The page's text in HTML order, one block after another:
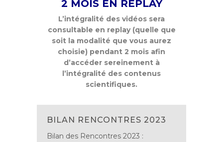
2 MOIS EN REPLAY
L’intégralité des vidéos sera
consultable en replay (quelle que
soit la modalité que vous aurez
choisie) pendant 2 mois afin
d’accéder sereinement à
l’intégralité des contenus
scientifiques.
BILAN RENCONTRES 2023
Bilan des Rencontres 2023 :